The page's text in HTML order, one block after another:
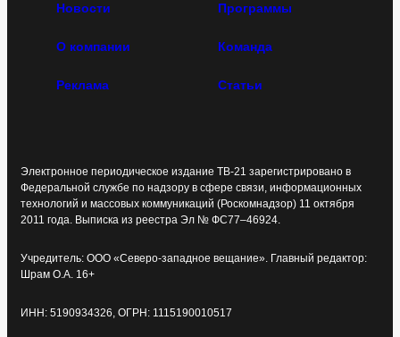
Новости Программы
О компании Команда
Реклама Статьи
Электронное периодическое издание ТВ-21 зарегистрировано в
Федеральной службе по надзору в сфере связи, информационных
технологий и массовых коммуникаций (Роскомнадзор) 11 октября
2011 года. Выписка из реестра Эл № ФС77–46924.
Учредитель: ООО «Северо-западное вещание». Главный редактор:
Шрам О.А. 16+
ИНН: 5190934326, ОГРН: 1115190010517